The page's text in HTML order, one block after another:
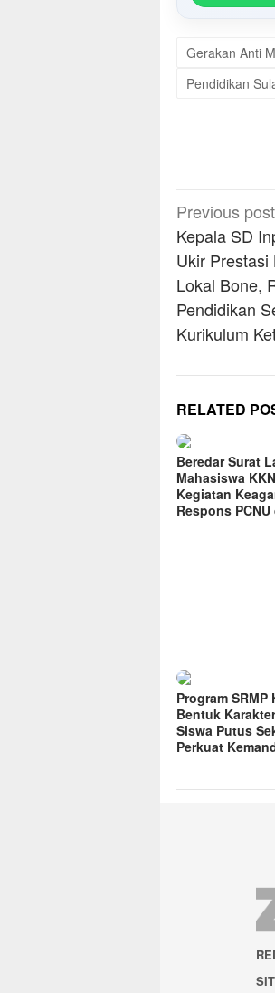
Gerakan Anti
Pendidikan
Post
Previous post
Kepala SD
Ukir Prestasi
Lokal Bone,
Pendidikan
Kurikulum
RELATED
Beredar Surat
Mahasiswa
Kegiatan
Respons
Program
Bentuk
Siswa Putus
Perkuat